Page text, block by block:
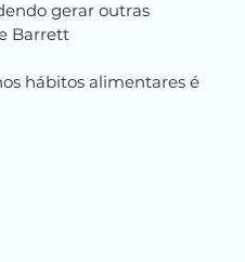
gerar outras
Barrett
hábitos alimentares é